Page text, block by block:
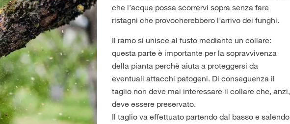
che l’acqua possa scorrervi sopra senza fare
ristagni che provocherebbero l'arrivo dei funghi.
Il ramo si unisce al fusto mediante un collare:
questa parte è importante per la sopravvivenza
della pianta perchè aiuta a proteggersi da
eventuali attacchi patogeni. Di conseguenza il
taglio non deve mai interessare il collare che, anzi,
deve essere preservato.
Il taglio va effettuato partendo dal basso e salendo